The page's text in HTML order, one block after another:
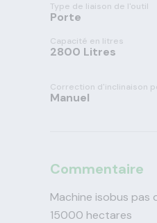
Type de liaison de l'outil
Porte
Capacité en litres
2800 Litres
Correction d'inclinaison
Manuel
Commentaire
Machine isobus pas
15000 hectares